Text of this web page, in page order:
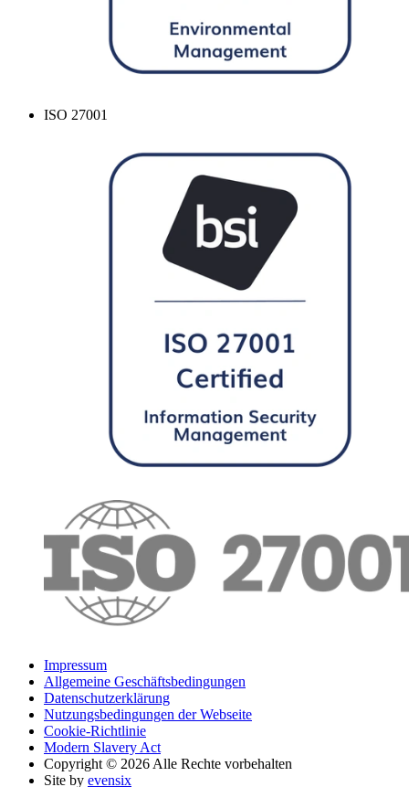
ISO 27001
Impressum
Allgemeine Geschäftsbedingungen
Datenschutzerklärung
Nutzungsbedingungen der Webseite
Cookie-Richtlinie
Modern Slavery Act
Copyright © 2026 Alle Rechte vorbehalten
Site by evensix